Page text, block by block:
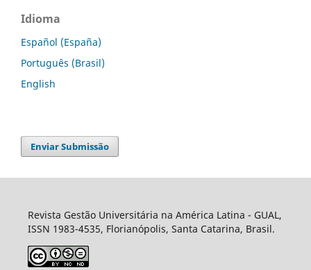
Idioma
Español (España)
Português (Brasil)
English
Enviar Submissão
Revista Gestão Universitária na América Latina - GUAL,
ISSN 1983-4535, Florianópolis, Santa Catarina, Brasil.